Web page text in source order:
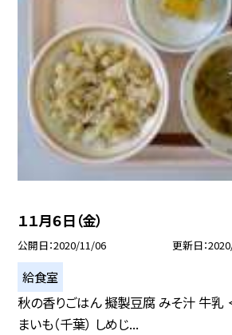
１１月６日（金）
公開日 2020/11/06 更新日
給食室
秋の香りごはん 擬製豆腐 みそ汁 牛乳
まいも（千葉） しめじ...